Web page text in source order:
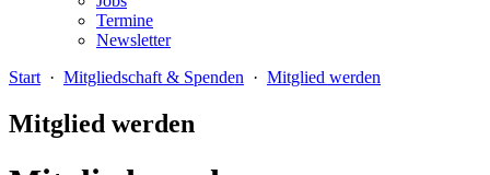
Termine
Newsletter
Start · Mitgliedschaft & Spenden · Mitglied werden
Mitglied werden